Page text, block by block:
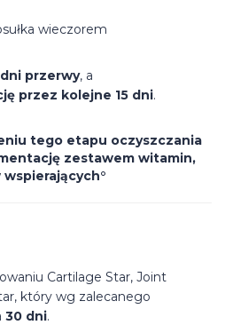
wieczorem
przerwy, a
przez kolejne 15 dni.
tego etapu oczyszczania
zestawem witamin,
Cartilage Star, Joint
który wg zalecanego
30 dni.